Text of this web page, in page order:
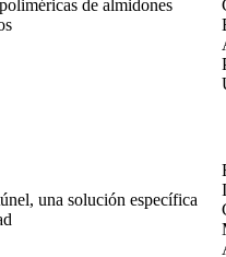
de almidones
una solución específica